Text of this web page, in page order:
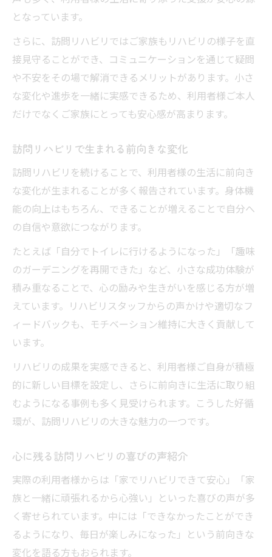
となっています。
さらに、訪問リハビリではご家族もリハビリの様子を直
接見守ることができ、コミュニケーションを通じて疑問
や不安をその場で解消できるメリットがあります。小さ
な変化や進歩を一緒に実感できるため、利用者様ご本人
だけでなくご家族にとっても安心感が高まります。
訪問リハビリで生まれる前向きな変化
訪問リハビリを続けることで、利用者様の生活に前向き
な変化が生まれることが多く報告されています。身体機
能の向上はもちろん、できることが増えることで自分へ
の自信や意欲につながります。
たとえば「自分でトイレに行けるようになった」「趣味
のガーデニングを再開できた」など、小さな成功体験が
積み重なることで、心の励みや生きがいを感じる方が増
えています。リハビリスタッフからの声かけや適切なフ
ィードバックも、モチベーション維持に大きく貢献して
います。
リハビリの成果を実感できると、利用者様ご自身が積極
的に新しい目標を設定し、さらに前向きに生活に取り組
むようになる事例も多く見受けられます。こうした好循
環が、訪問リハビリの大きな魅力の一つです。
心に残る訪問リハビリの喜びの声紹介
実際の利用者様からは「家でリハビリできて安心」「家
族と一緒に頑張れるから心強い」といった喜びの声が多
く寄せられています。中には「できなかったことができ
るようになり、毎日が楽しみになった」という前向きな
変化を語る方もおられます。